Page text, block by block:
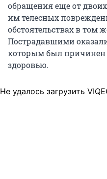
обращения еще от
им телесных
обстоятельствах в том
Пострадавшими
которым был причинен
здоровью.
Не удалось загрузить